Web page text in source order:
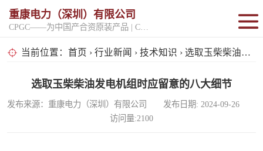
重康电力（深圳）有限公司
当前位置： 首页 › 行业新闻 › 技术知识 › 选取玉柴柴油发电机组时应留意的八大细节
选取玉柴柴油发电机组时应留意的八大细节
发布来源：重康电力（深圳）有限公司 发布日期: 2024-09-26
访问量:2100
固定开架式
超静音型
移动电站